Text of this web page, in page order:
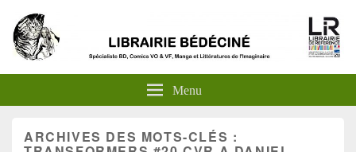
Menu
ARCHIVES DES MOTS-CLÉS :